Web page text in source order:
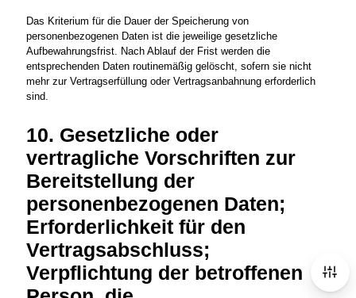
Das Kriterium für die Dauer der Speicherung von
personenbezogenen Daten ist die jeweilige gesetzliche
Aufbewahrungsfrist. Nach Ablauf der Frist werden die
entsprechenden Daten routinemäßig gelöscht, sofern sie nicht
mehr zur Vertragserfüllung oder Vertragsanbahnung erforderlich
sind.
10. Gesetzliche oder
vertragliche Vorschriften zur
Bereitstellung der
personenbezogenen Daten;
Erforderlichkeit für den
Vertragsabschluss;
Verpflichtung der betroffenen